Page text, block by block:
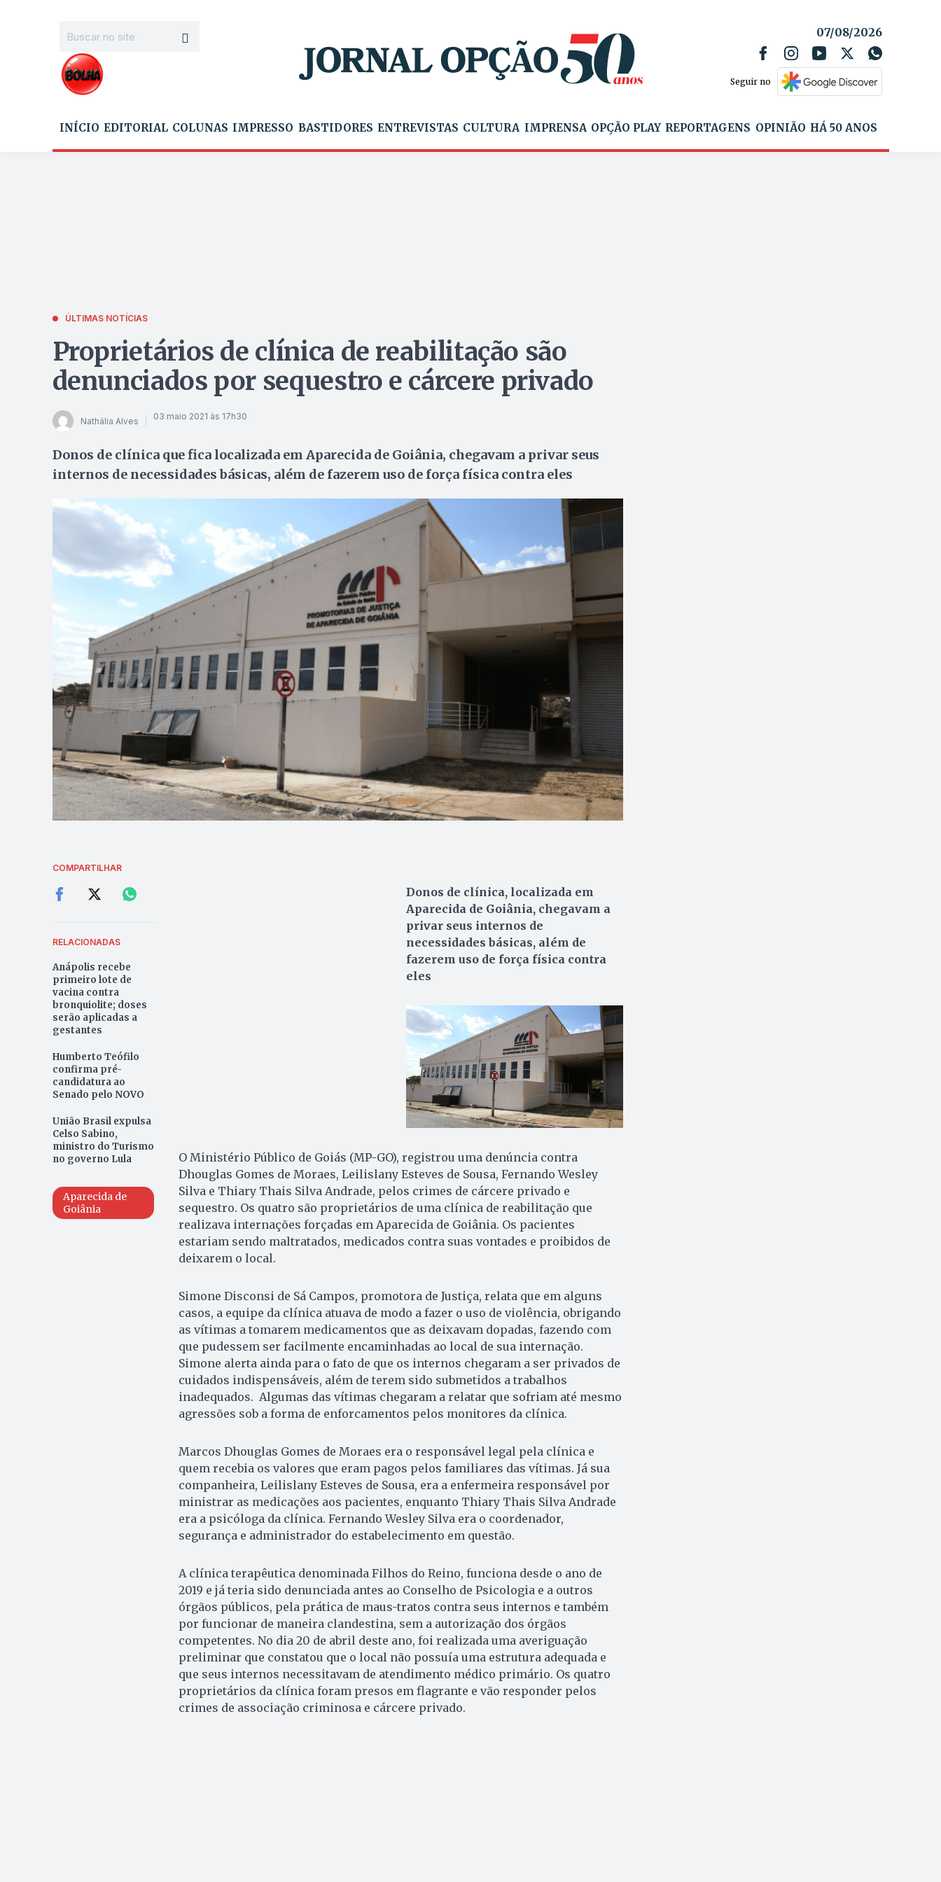
07/08/2026
Seguir no
INÍCIO EDITORIAL COLUNAS IMPRESSO BASTIDORES ENTREVISTAS CULTURA IMPRENSA OPÇÃO PLAY REPORTAGENS OPINIÃO HÁ 50 ANOS
ÚLTIMAS NOTÍCIAS
Proprietários de clínica de reabilitação são
denunciados por sequestro e cárcere privado
Nathália Alves 03 maio 2021 às 17h30
Donos de clínica que fica localizada em Aparecida de Goiânia, chegavam a privar seus
internos de necessidades básicas, além de fazerem uso de força física contra eles
COMPARTILHAR
RELACIONADAS
Anápolis recebe
primeiro lote de
vacina contra
bronquiolite; doses
serão aplicadas a
gestantes
Humberto Teófilo
confirma pré-
candidatura ao
Senado pelo NOVO
União Brasil expulsa
Celso Sabino,
ministro do Turismo
no governo Lula
Aparecida de
Goiânia
Donos de clínica, localizada em
Aparecida de Goiânia, chegavam a
privar seus internos de
necessidades básicas, além de
fazerem uso de força física contra
eles
O Ministério Público de Goiás (MP-GO), registrou uma denúncia contra
Dhouglas Gomes de Moraes, Leilislany Esteves de Sousa, Fernando Wesley
Silva e Thiary Thais Silva Andrade, pelos crimes de cárcere privado e
sequestro. Os quatro são proprietários de uma clínica de reabilitação que
realizava internações forçadas em Aparecida de Goiânia. Os pacientes
estariam sendo maltratados, medicados contra suas vontades e proibidos de
deixarem o local.
Simone Disconsi de Sá Campos, promotora de Justiça, relata que em alguns
casos, a equipe da clínica atuava de modo a fazer o uso de violência, obrigando
as vítimas a tomarem medicamentos que as deixavam dopadas, fazendo com
que pudessem ser facilmente encaminhadas ao local de sua internação.
Simone alerta ainda para o fato de que os internos chegaram a ser privados de
cuidados indispensáveis, além de terem sido submetidos a trabalhos
inadequados. Algumas das vítimas chegaram a relatar que sofriam até mesmo
agressões sob a forma de enforcamentos pelos monitores da clínica.
Marcos Dhouglas Gomes de Moraes era o responsável legal pela clínica e
quem recebia os valores que eram pagos pelos familiares das vítimas. Já sua
companheira, Leilislany Esteves de Sousa, era a enfermeira responsável por
ministrar as medicações aos pacientes, enquanto Thiary Thais Silva Andrade
era a psicóloga da clínica. Fernando Wesley Silva era o coordenador,
segurança e administrador do estabelecimento em questão.
A clínica terapêutica denominada Filhos do Reino, funciona desde o ano de
2019 e já teria sido denunciada antes ao Conselho de Psicologia e a outros
órgãos públicos, pela prática de maus-tratos contra seus internos e também
por funcionar de maneira clandestina, sem a autorização dos órgãos
competentes. No dia 20 de abril deste ano, foi realizada uma averiguação
preliminar que constatou que o local não possuía uma estrutura adequada e
que seus internos necessitavam de atendimento médico primário. Os quatro
proprietários da clínica foram presos em flagrante e vão responder pelos
crimes de associação criminosa e cárcere privado.